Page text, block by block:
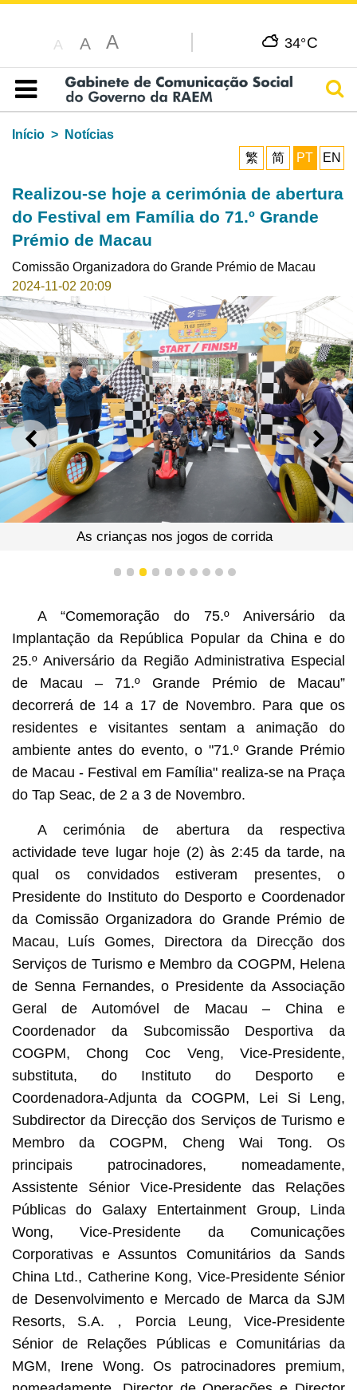
A A A 34°C
Índice
Início
Notícias
繁
简 PT EN
Realizou-se hoje a cerimónia de abertura
do Festival em Família do 71.º Grande
Prémio de Macau
Comissão Organizadora do Grande Prémio de Macau
2024-11-02 20:09
ANTERIOR
As crianças nos jogos de corrida
1 2 3 4 5 6 7 8 9 10
A “Comemoração do 75.º Aniversário da
Implantação da República Popular da China e do
25.º Aniversário da Região Administrativa Especial
de Macau – 71.º Grande Prémio de Macau”
decorrerá de 14 a 17 de Novembro. Para que os
residentes e visitantes sentam a animação do
ambiente antes do evento, o "71.º Grande Prémio
de Macau - Festival em Família" realiza-se na Praça
do Tap Seac, de 2 a 3 de Novembro.
A cerimónia de abertura da respectiva
actividade teve lugar hoje (2) às 2:45 da tarde, na
qual os convidados estiveram presentes, o
Presidente do Instituto do Desporto e Coordenador
da Comissão Organizadora do Grande Prémio de
Macau, Luís Gomes, Directora da Direcção dos
Serviços de Turismo e Membro da COGPM, Helena
de Senna Fernandes, o Presidente da Associação
Geral de Automóvel de Macau – China e
Coordenador da Subcomissão Desportiva da
COGPM, Chong Coc Veng, Vice-Presidente,
substituta, do Instituto do Desporto e
Coordenadora-Adjunta da COGPM, Lei Si Leng,
Subdirector da Direcção dos Serviços de Turismo e
Membro da COGPM, Cheng Wai Tong. Os
principais patrocinadores, nomeadamente,
Assistente Sénior Vice-Presidente das Relações
Públicas do Galaxy Entertainment Group, Linda
Wong, Vice-Presidente da Comunicações
Corporativas e Assuntos Comunitários da Sands
China Ltd., Catherine Kong, Vice-Presidente Sénior
de Desenvolvimento e Mercado de Marca da SJM
Resorts, S.A.，Porcia Leung, Vice-Presidente
Sénior de Relações Públicas e Comunitárias da
MGM, Irene Wong. Os patrocinadores premium,